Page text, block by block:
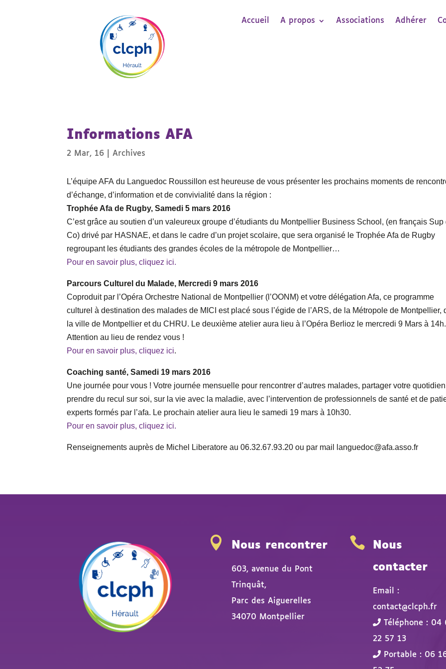
Accueil A propos Associations Adhérer
Informations AFA
2 Mar, 16 |Archives
L’équipe AFA du Languedoc Roussillon est heureuse de vous présenter les prochains moments de
d’échange, d’information et de convivialité dans la région :
Trophée Afa de Rugby, Samedi 5 mars 2016
C’est grâce au soutien d’un valeureux groupe d’étudiants du Montpellier Business School, (en français Sup
Co) drivé par HASNAE, et dans le cadre d’un projet scolaire, que sera organisé le Trophée Afa de Rugby
regroupant les étudiants des grandes écoles de la métropole de Montpellier…
Pour en savoir plus, cliquez ici.
Parcours Culturel du Malade, Mercredi 9 mars 2016
Coproduit par l’Opéra Orchestre National de Montpellier (l’OONM) et votre délégation Afa, ce programme
culturel à destination des malades de MICI est placé sous l’égide de l’ARS, de la Métropole de Montpellier,
la ville de Montpellier et du CHRU. Le deuxième atelier aura lieu à l’Opéra Berlioz le mercredi 9 Mars à 14h.
Attention au lieu de rendez vous !
Pour en savoir plus, cliquez ici.
Coaching santé, Samedi 19 mars 2016
Une journée pour vous ! Votre journée mensuelle pour rencontrer d’autres malades, partager votre
prendre du recul sur soi, sur la vie avec la maladie, avec l’intervention de professionnels de santé et de
experts formés par l’afa. Le prochain atelier aura lieu le samedi 19 mars à 10h30.
Pour en savoir plus, cliquez ici.
Renseignements auprès de Michel Liberatore au 06.32.67.93.20 ou par mail languedoc@afa.asso.fr
 Nous rencontrer
603, avenue du Pont
Trinquât,
Parc des Aiguerelles
34070 Montpellier

Nous
contacter
Email :
contact@clcph.fr
Téléphone : 04
22 57 13
Portable : 06